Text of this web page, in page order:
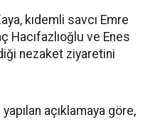
kıdemli savcı Emre
Hacıfazlıoğlu ve Enes
nezaket ziyaretini
açıklamaya göre,